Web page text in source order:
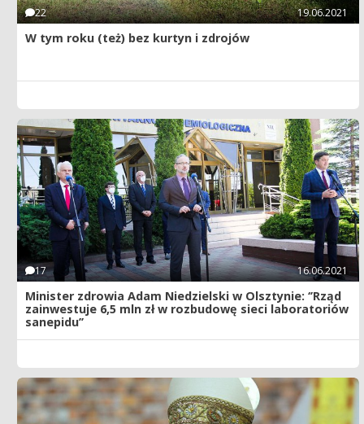
22 19.06.2021
W tym roku (też) bez kurtyn i zdrojów
17 16.06.2021
Minister zdrowia Adam Niedzielski w Olsztynie: ‘’Rząd
zainwestuje 6,5 mln zł w rozbudowę sieci laboratoriów
sanepidu’’